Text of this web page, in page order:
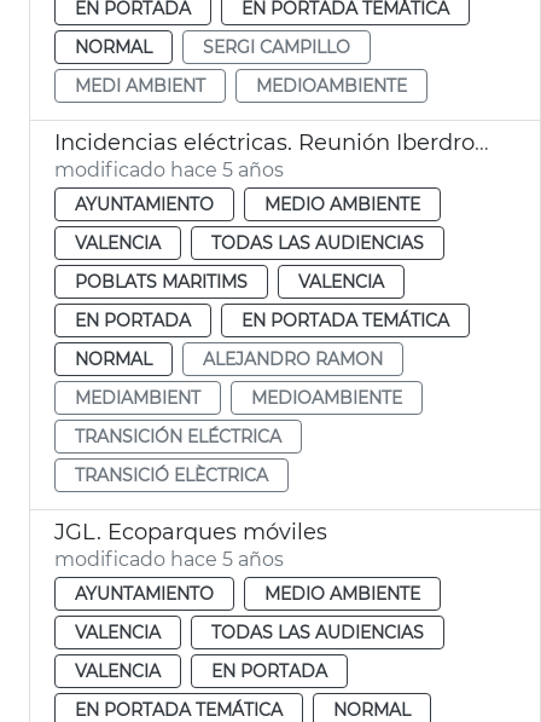
EN PORTADA
EN PORTADA TEMÁTICA
NORMAL
SERGI CAMPILLO
MEDI AMBIENT
MEDIOAMBIENTE
Incidencias eléctricas. Reunión Iberdrola
modificado hace 5 años
AYUNTAMIENTO
MEDIO AMBIENTE
VALENCIA
TODAS LAS AUDIENCIAS
POBLATS MARITIMS
VALENCIA
EN PORTADA
EN PORTADA TEMÁTICA
NORMAL
ALEJANDRO RAMON
MEDIAMBIENT
MEDIOAMBIENTE
TRANSICIÓN ELÉCTRICA
TRANSICIÓ ELÈCTRICA
JGL. Ecoparques móviles
modificado hace 5 años
AYUNTAMIENTO
MEDIO AMBIENTE
VALENCIA
TODAS LAS AUDIENCIAS
VALENCIA
EN PORTADA
EN PORTADA TEMÁTICA
NORMAL